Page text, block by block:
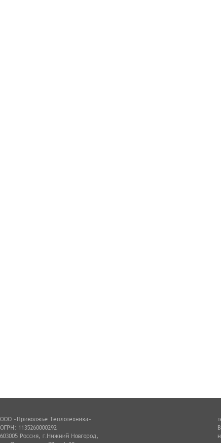
ООО «Приволжье Теплотехника»
ОГРН: 1135260000292
603005 Россия, г.Нижний Новгород,